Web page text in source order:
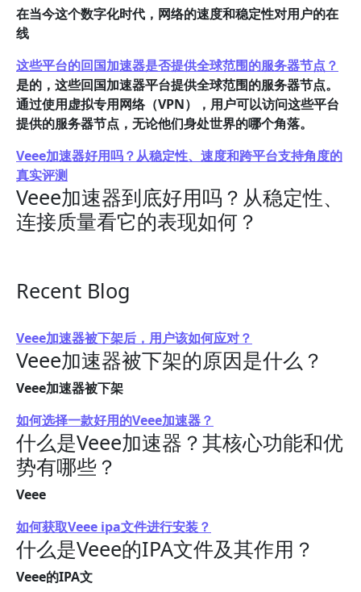
在当今这个数字化时代，网络的速度和稳定性对用户的在
线
这些平台的回国加速器是否提供全球范围的服务器节点？
是的，这些回国加速器平台提供全球范围的服务器节点。
通过使用虚拟专用网络（VPN），用户可以访问这些平台
提供的服务器节点，无论他们身处世界的哪个角落。
Veee加速器好用吗？从稳定性、速度和跨平台支持角度的
真实评测
Veee加速器到底好用吗？从稳定性、
连接质量看它的表现如何？
Recent Blog
Veee加速器被下架后，用户该如何应对？
Veee加速器被下架的原因是什么？
Veee加速器被下架
如何选择一款好用的Veee加速器？
什么是Veee加速器？其核心功能和优
势有哪些？
Veee
如何获取Veee ipa文件进行安装？
什么是Veee的IPA文件及其作用？
Veee的IPA文